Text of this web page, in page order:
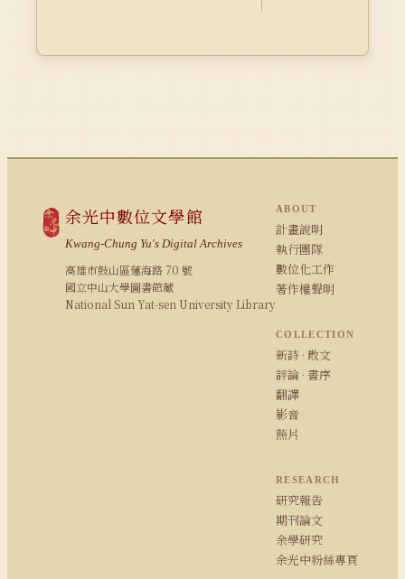
余光中數位文學館
Kwang-Chung Yu's Digital Archives
高雄市鼓山區蓮海路 70 號
國立中山大學圖書館藏
National Sun Yat-sen University Library
ABOUT
計畫說明
執行團隊
數位化工作
著作權聲明
COLLECTION
新詩 · 散文
評論 · 書序
翻譯
影音
照片
RESEARCH
研究報告
期刊論文
余學研究
余光中粉絲專頁